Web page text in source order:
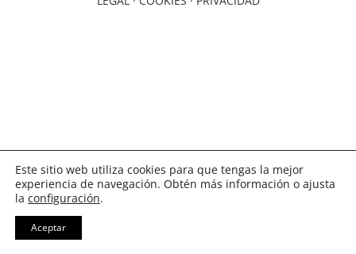
Este sitio web utiliza cookies para que tengas la mejor
experiencia de navegación. Obtén más información o ajusta
la configuración.
Aceptar